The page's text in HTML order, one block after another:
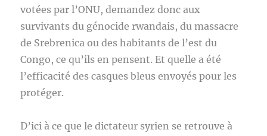
votées par l’ONU, demandez donc aux
survivants du génocide rwandais, du massacre
de Srebrenica ou des habitants de l’est du
Congo, ce qu’ils en pensent. Et quelle a été
l’efficacité des casques bleus envoyés pour les
protéger.
D’ici à ce que le dictateur syrien se retrouve à